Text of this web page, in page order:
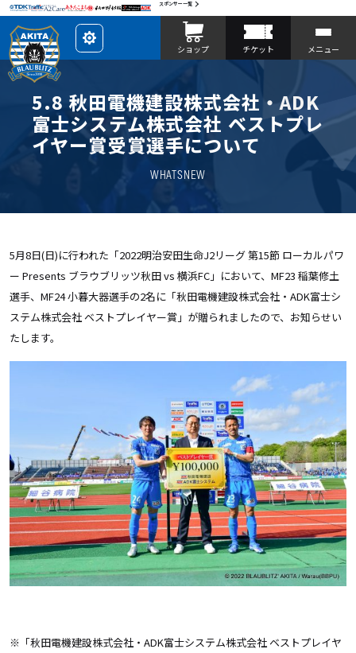
スポンサー一覧
レ
イ
ア
を
カ
ス
タ
マ
イ
ズ
ショップ チケット メニュー
5.8 秋田電機建設株式会社・ADK
富士システム株式会社 ベストプレ
イヤー賞受賞選手について
WHATSNEW
5月8日(日)に行われた「2022明治安田生命J2リーグ 第15節 ローカルパワ
ー Presents ブラウブリッツ秋田 vs 横浜FC」において、MF23 稲葉修土
選手、MF24 小暮大器選手の2名に「秋田電機建設株式会社・ADK富士シ
ステム株式会社 ベストプレイヤー賞」が贈られましたので、お知らせい
たします。
※「秋田電機建設株式会社・ADK富士システム株式会社 ベストプレイヤ